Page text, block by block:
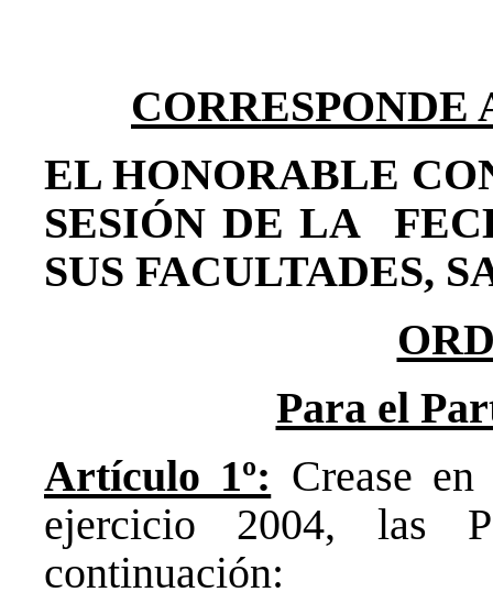
CORRESPONDE
EL HONORABLE
SESIÓN DE LA
SUS FACULTADES,
Para el
Artículo 1º: Crease
ejercicio 2004, las
continuación: